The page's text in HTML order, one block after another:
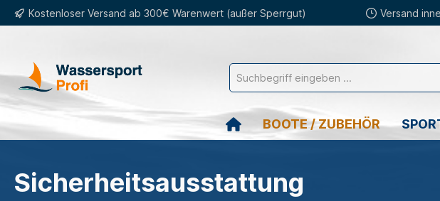
Zur Hauptnavigation springen
Kostenloser Versand ab 300€ Warenwert (außer Sperrgut) Versand
BOOTE / ZUBEHÖR
Sicherheitsausstattung